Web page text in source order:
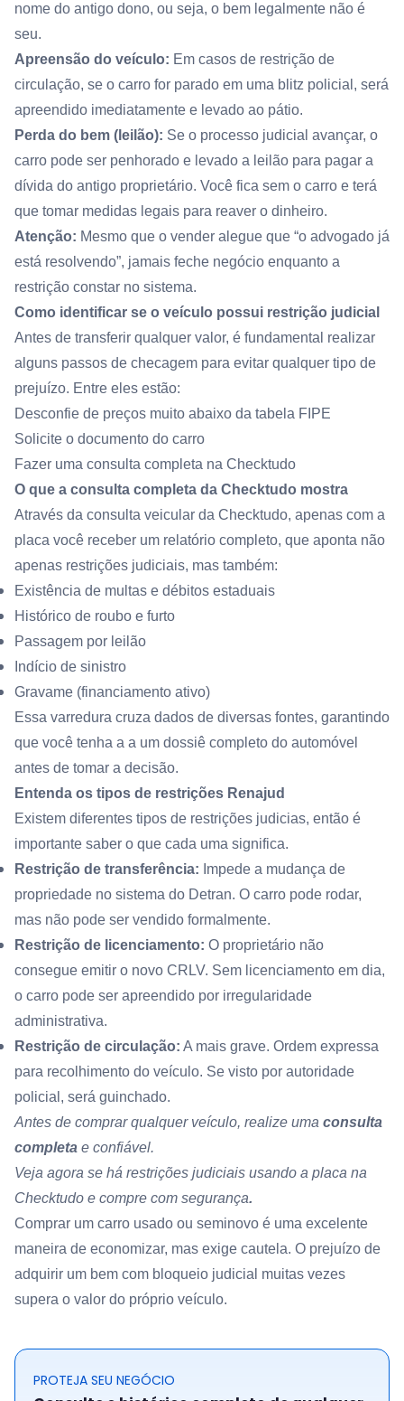
nome do antigo dono, ou seja, o bem legalmente não é
seu.
Apreensão do veículo: Em casos de restrição de
circulação, se o carro for parado em uma blitz policial, será
apreendido imediatamente e levado ao pátio.
Perda do bem (leilão): Se o processo judicial avançar, o
carro pode ser penhorado e levado a leilão para pagar a
dívida do antigo proprietário. Você fica sem o carro e terá
que tomar medidas legais para reaver o dinheiro.
Atenção: Mesmo que o vender alegue que “o advogado já
está resolvendo”, jamais feche negócio enquanto a
restrição constar no sistema.
Como identificar se o veículo possui restrição judicial
Antes de transferir qualquer valor, é fundamental realizar
alguns passos de checagem para evitar qualquer tipo de
prejuízo. Entre eles estão:
Desconfie de preços muito abaixo da tabela FIPE
Solicite o documento do carro
Fazer uma consulta completa na Checktudo
O que a consulta completa da Checktudo mostra
Através da consulta veicular da Checktudo, apenas com a
placa você receber um relatório completo, que aponta não
apenas restrições judiciais, mas também:
Existência de multas e débitos estaduais
Histórico de roubo e furto
Passagem por leilão
Indício de sinistro
Gravame (financiamento ativo)
Essa varredura cruza dados de diversas fontes, garantindo
que você tenha a a um dossiê completo do automóvel
antes de tomar a decisão.
Entenda os tipos de restrições Renajud
Existem diferentes tipos de restrições judicias, então é
importante saber o que cada uma significa.
Restrição de transferência: Impede a mudança de
propriedade no sistema do Detran. O carro pode rodar,
mas não pode ser vendido formalmente.
Restrição de licenciamento: O proprietário não
consegue emitir o novo CRLV. Sem licenciamento em dia,
o carro pode ser apreendido por irregularidade
administrativa.
Restrição de circulação: A mais grave. Ordem expressa
para recolhimento do veículo. Se visto por autoridade
policial, será guinchado.
Antes de comprar qualquer veículo, realize uma consulta
completa e confiável.
Veja agora se há restrições judiciais usando a placa na
Checktudo e compre com segurança.
Comprar um carro usado ou seminovo é uma excelente
maneira de economizar, mas exige cautela. O prejuízo de
adquirir um bem com bloqueio judicial muitas vezes
supera o valor do próprio veículo.
PROTEJA SEU NEGÓCIO